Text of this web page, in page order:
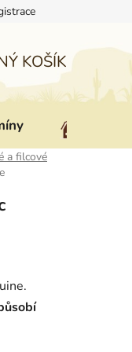
KOŠÍK
a filcové